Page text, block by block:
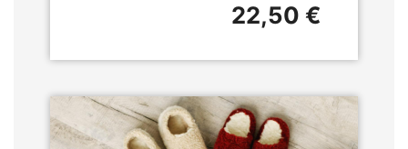
22,50 €